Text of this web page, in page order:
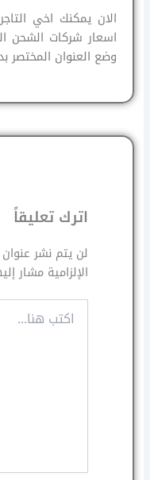
الان يمكنك اخي
اسعار شركات الشحن
وضع العنوان المختصر
اترك تعليقاً
لن يتم نشر
الإلزامية مشار
اكتب
هنا...